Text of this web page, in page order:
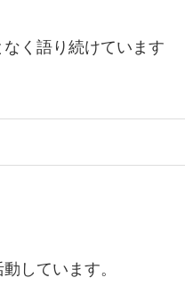
く語り続けています
しています。